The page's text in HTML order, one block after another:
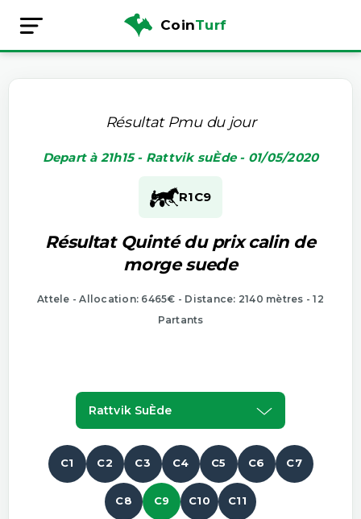
CoinTurf
Résultat Pmu du jour
Depart à 21h15 - Rattvik suÈde - 01/05/2020
R1C9
Résultat Quinté du prix calin de
morge suede
Attele - Allocation: 6465€ - Distance: 2140 mètres - 12
Partants
Rattvik SuÈde
C1 C2 C3 C4 C5 C6 C7
C8 C9 C10 C11